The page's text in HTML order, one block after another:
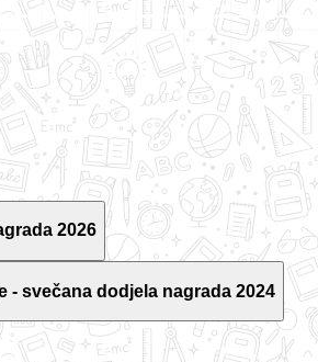
2026
- svečana dodjela nagrada 2024